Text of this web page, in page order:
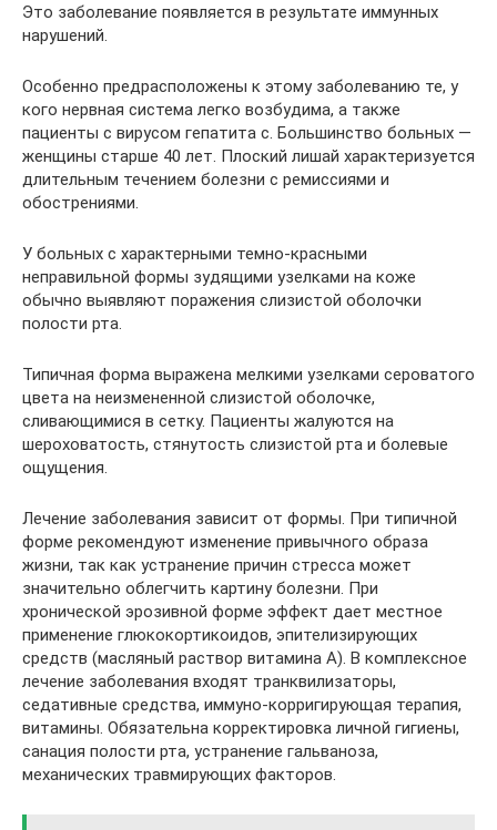
Это заболевание появляется в результате иммунных
нарушений.
Особенно предрасположены к этому заболеванию те, у
кого нервная система легко возбудима, а также
пациенты с вирусом гепатита с. Большинство больных —
женщины старше 40 лет. Плоский лишай характеризуется
длительным течением болезни с ремиссиями и
обострениями.
У больных с характерными темно-красными
неправильной формы зудящими узелками на коже
обычно выявляют поражения слизистой оболочки
полости рта.
Типичная форма выражена мелкими узелками сероватого
цвета на неизмененной слизистой оболочке,
сливающимися в сетку. Пациенты жалуются на
шероховатость, стянутость слизистой рта и болевые
ощущения.
Лечение заболевания зависит от формы. При типичной
форме рекомендуют изменение привычного образа
жизни, так как устранение причин стресса может
значительно облегчить картину болезни. При
хронической эрозивной форме эффект дает местное
применение глюкокортикоидов, эпителизирующих
средств (масляный раствор витамина А). В комплексное
лечение заболевания входят транквилизаторы,
седативные средства, иммуно-корригирующая терапия,
витамины. Обязательна корректировка личной гигиены,
санация полости рта, устранение гальваноза,
механических травмирующих факторов.